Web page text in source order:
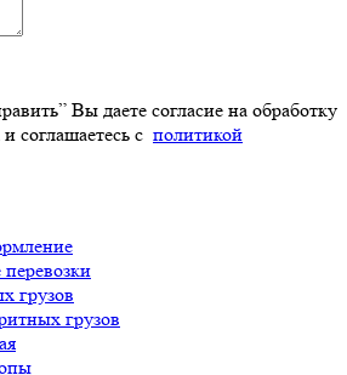
Вы даете согласие на обработку
соглашаетесь с политикой
грузов
грузов